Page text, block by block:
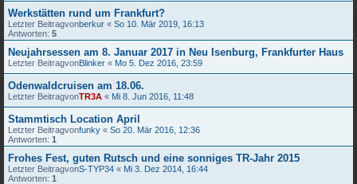
Werkstätten rund um Frankfurt?
Letzter Beitragvonberkur « So 10. Mär 2019, 16:13
Antworten: 5
Neujahrsessen am 8. Januar 2017 in Neu Isenburg, Frankfurter Haus
Letzter BeitragvonBlinker « Mo 5. Dez 2016, 23:59
Odenwaldcruisen am 18.06.
Letzter BeitragvonTR3A « Mi 8. Jun 2016, 11:48
Stammtisch Location April
Letzter Beitragvonfunky « So 20. Mär 2016, 12:36
Antworten: 1
Frohes Fest, guten Rutsch und eine sonniges TR-Jahr 2015
Letzter BeitragvonS-TYP34 « Mi 3. Dez 2014, 16:44
Antworten: 1